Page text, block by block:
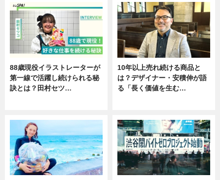
88歳現役イラストレーターが
第一線で活躍し続けられる秘
訣とは？田村セツ…
10年以上売れ続ける商品と
は？デザイナー・安積伸が語
る「長く価値を生む…